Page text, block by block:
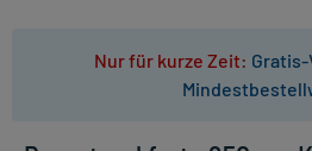
Nur für kurze Zeit: Gratis-